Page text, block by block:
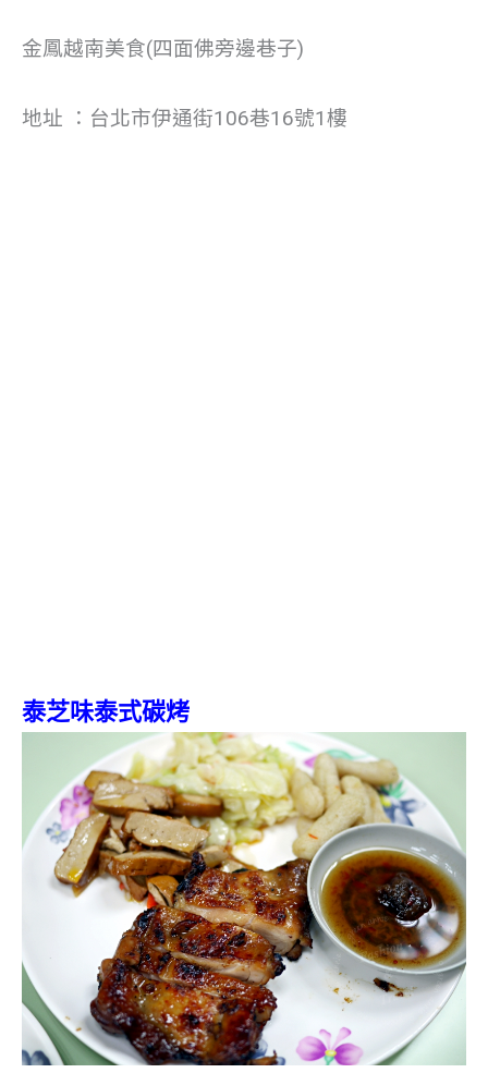
金鳳越南美食(四面佛旁邊巷子)
地址 ：台北市伊通街106巷16號1樓
泰芝味泰式碳烤